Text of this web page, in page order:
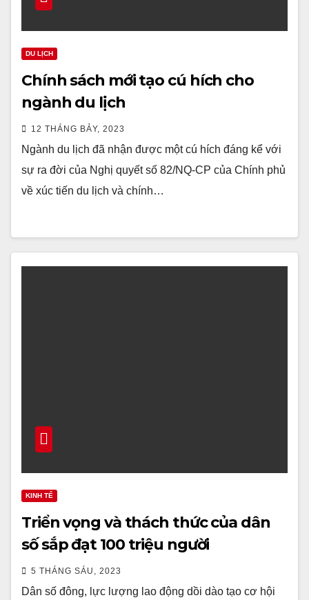
DU LỊCH
Chính sách mới tạo cú hích cho
ngành du lịch
12 THÁNG BẢY, 2023
Ngành du lịch đã nhận được một cú hích đáng kể với
sự ra đời của Nghị quyết số 82/NQ-CP của Chính phủ
về xúc tiến du lịch và chính…
KINH TẾ
Triển vọng và thách thức của dân
số sắp đạt 100 triệu người
5 THÁNG SÁU, 2023
Dân số đông, lực lượng lao động dồi dào tạo cơ hội